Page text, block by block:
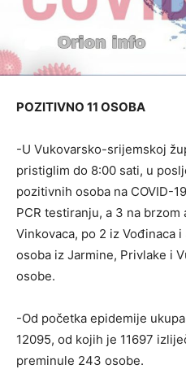
POZITIVNO 11 OSOBA
-U Vukovarsko-srijemskoj
pristiglim do 8:00 sati, u
pozitivnih osoba na COVID-
PCR testiranju, a 3 na
Vinkovaca, po 2 iz Vođinaca
osoba iz Jarmine, Privlake i
osobe.
-Od početka epidemije
12095, od kojih je 11697
preminule 243 osobe.